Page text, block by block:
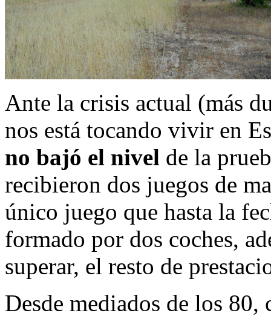
Ante la crisis actual (más
nos está tocando vivir en
no bajó el nivel de la
recibieron dos juegos de
único juego que hasta la
formado por dos coches,
superar, el resto de
Desde mediados de los